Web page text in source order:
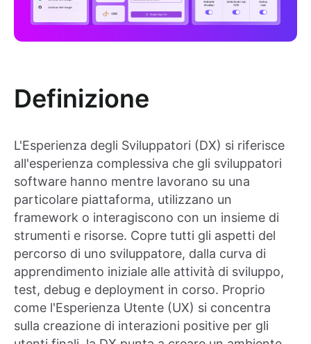
Definizione
L'Esperienza degli Sviluppatori (DX) si riferisce
all'esperienza complessiva che gli sviluppatori
software hanno mentre lavorano su una
particolare piattaforma, utilizzano un
framework o interagiscono con un insieme di
strumenti e risorse. Copre tutti gli aspetti del
percorso di uno sviluppatore, dalla curva di
apprendimento iniziale alle attività di sviluppo,
test, debug e deployment in corso. Proprio
come l'Esperienza Utente (UX) si concentra
sulla creazione di interazioni positive per gli